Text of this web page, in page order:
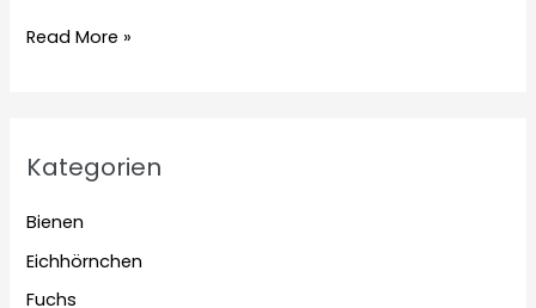
Barbezieux
Read More »
Kategorien
Bienen
Eichhörnchen
Fuchs